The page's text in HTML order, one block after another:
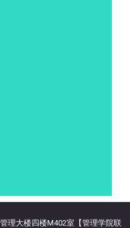
理大楼四楼M402室【管理学院联